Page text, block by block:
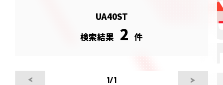
UA40ST
検索結果 2 件
1/1